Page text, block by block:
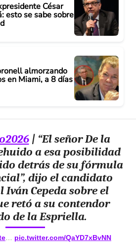
César
esto se sabe sobre
almorzando
en Miami, a 8 días
| “El señor De la
a esa posibilidad
detrás de su fórmula
dijo el candidato
Cepeda sobre el
retó a su contendor
de la Espriella.
pic.twitter.com/QaYD7xBvNN